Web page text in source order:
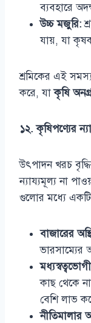
ব্যবহারে
উচ্চ মজুরি:
যায়, যা
শ্রমিকের এই
করে, যাকৃষি
১২. কৃষিপণ্যের
উৎপাদন খরচ
ন্যায্যমূল্য না
গুলোর মধ্যে একটি
বাজারের
ভারসাম্যের
কাছ থেকে
বেশি লাভ
নীতিমালার